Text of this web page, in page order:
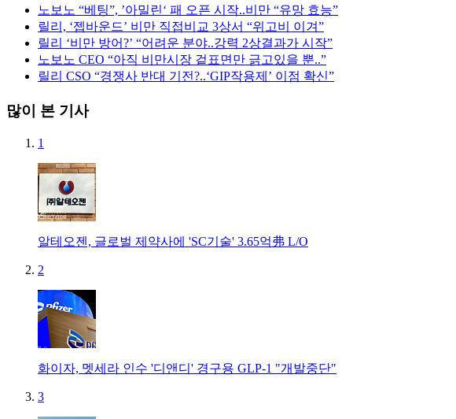
노보노 “베팅”, ’아밀린‘ 패 오픈 시작..비만 “유망 효능”
릴리, ‘젭바운드’ 비만 직접비교 3상서 “위고비 이겨”
릴리 ‘비만 방어?’ “어려운 분야..강력 2상결과가 시작”
노보노 CEO “아직 비만시장 겉표면만 긁고있을 뿐..”
릴리 CSO “경쟁사 반대 기전?..‘GIP작용제’ 이점 확신”
많이 본 기사
1
알테오젠, 글로벌 제약사에 'SC기술' 3.65억弗 L/O
2
화이자, 멧세라 인수 '디앤디' 경구용 GLP-1 "개발중단"
3